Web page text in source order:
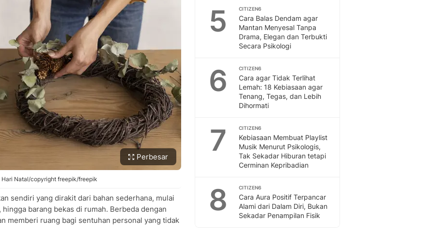
Perbesar
Natal/copyright freepik/freepik
sendiri yang dirakit dari bahan sederhana, mulai
barang bekas di rumah. Berbeda dengan
memberi ruang bagi sentuhan personal yang tidak
5 CITIZEN6
Cara Balas Dendam agar
Mantan Menyesal Tanpa
Drama, Elegan dan Terbukti
Secara Psikologi
6 CITIZEN6
Cara agar Tidak Terlihat
Lemah: 18 Kebiasaan agar
Tenang, Tegas, dan Lebih
Dihormati
7 CITIZEN6
Kebiasaan Membuat Playlist
Musik Menurut Psikologis,
Tak Sekadar Hiburan tetapi
Cerminan Kepribadian
8 CITIZEN6
Cara Aura Positif Terpancar
Alami dari Dalam Diri, Bukan
Sekadar Penampilan Fisik